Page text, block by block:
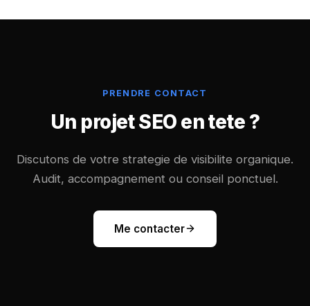
PRENDRE CONTACT
Un projet SEO en tete ?
Discutons de votre strategie de visibilite organique.
Audit, accompagnement ou conseil ponctuel.
Me contacter